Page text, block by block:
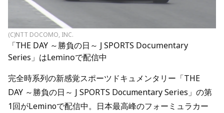
(C)NTT DOCOMO, INC.
「THE DAY ～勝負の日～ J SPORTS Documentary
Series」はLeminoで配信中
完全時系列の新感覚スポーツドキュメンタリー「THE
DAY ～勝負の日～ J SPORTS Documentary Series」の第
1回がLeminoで配信中。日本最高峰のフォーミュラカー